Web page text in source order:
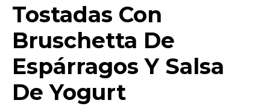
Tostadas Con
Bruschetta De
Espárragos Y Salsa
De Yogurt